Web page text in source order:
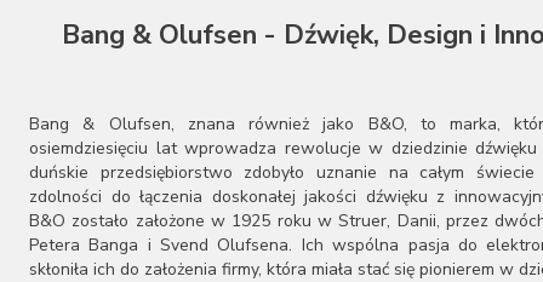
Bang & Olufsen - Dźwięk, Design i
Bang & Olufsen, znana również jako B&O, to marka,
osiemdziesięciu lat wprowadza rewolucje w dziedzinie
duńskie przedsiębiorstwo zdobyło uznanie na całym
zdolności do łączenia doskonałej jakości dźwięku z
B&O zostało założone w 1925 roku w Struer, Danii, przez
Petera Banga i Svend Olufsena. Ich wspólna pasja do
skłoniła ich do założenia firmy, która miała stać się pionierem w